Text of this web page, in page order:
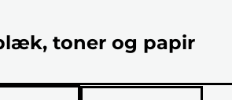
toner og papir